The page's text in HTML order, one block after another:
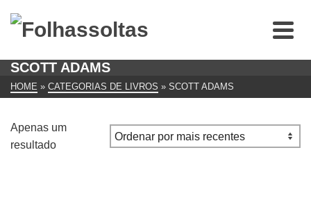
SCOTT ADAMS
HOME » CATEGORIAS DE LIVROS » SCOTT ADAMS
Apenas um
resultado